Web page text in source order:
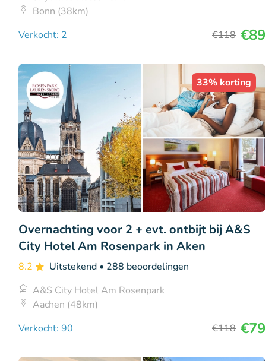
Bonn (38km)
Verkocht: 2
€118 €89
33% korting
Overnachting voor 2 + evt. ontbijt bij A&S
City Hotel Am Rosenpark in Aken
8.2 Uitstekend • 288 beoordelingen
A&S City Hotel Am Rosenpark
Aachen (48km)
Verkocht: 90
€118 €79